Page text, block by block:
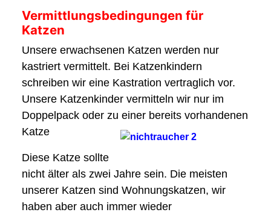
Vermittlungsbedingungen für
Katzen
Unsere erwachsenen Katzen werden nur
kastriert vermittelt. Bei Katzenkindern
schreiben wir eine Kastration vertraglich vor.
Unsere Katzenkinder vermitteln wir nur im
Doppelpack oder zu einer bereits vorhandenen
Katze
Diese Katze sollte
nicht älter als zwei Jahre sein. Die meisten
unserer Katzen sind Wohnungskatzen, wir
haben aber auch immer wieder